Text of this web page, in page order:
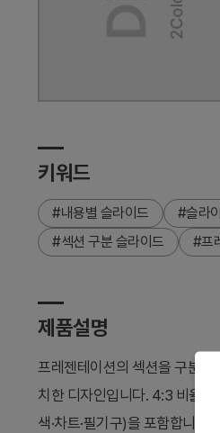
키워드
#내용별 슬라이드 #슬라
#섹션 구분 슬라이드
#프
제품설명
프레젠테이션의 섹션을 구분하
치한 디자인입니다. 4:3 비율 2
색·차트·필기구)을 포함합니다